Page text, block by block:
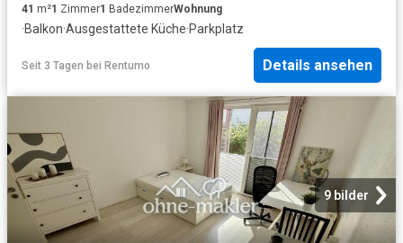
41 m²1 Zimmer1 BadezimmerWohnung
·Balkon·Ausgestattete Küche·Parkplatz
Seit 3 Tagen bei Rentumo Details ansehen
9 bilder